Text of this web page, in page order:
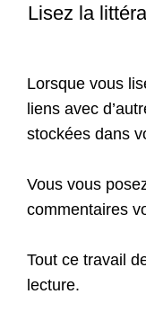
Lisez la
Lorsque vous
liens avec
stockées dans
Vous vous
commentaires
Tout ce travail
lecture.